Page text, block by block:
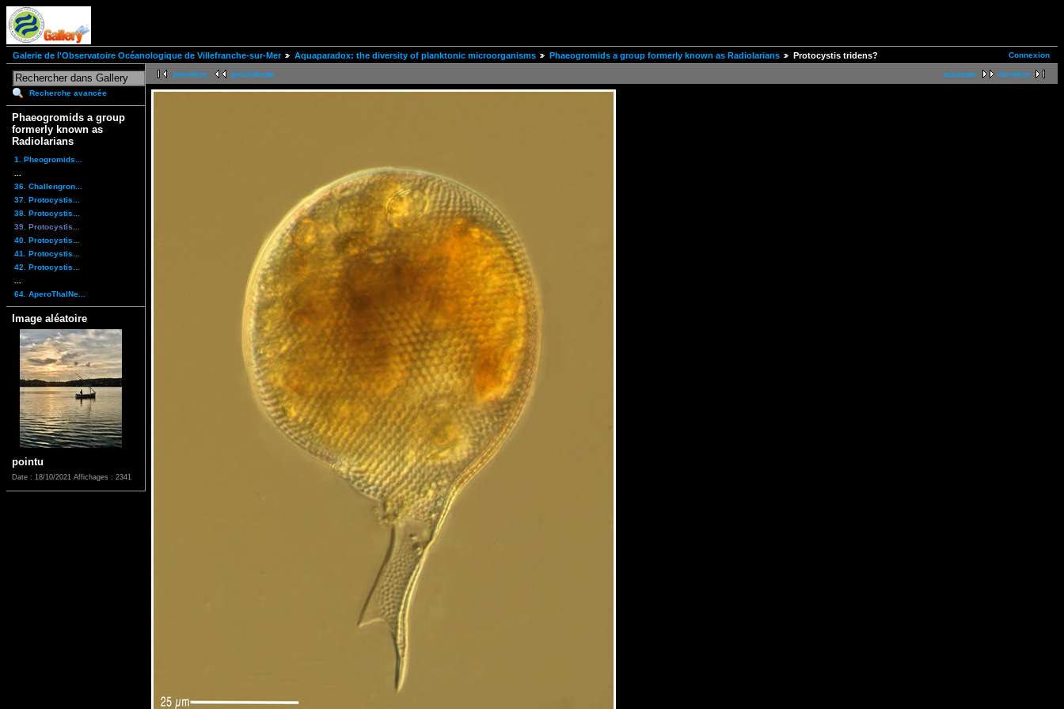
Connexion
Galerie de l'Observatoire Océanologique de Villefranche-sur-Mer Aquaparadox: the diversity of planktonic microorganisms Phaeogromids a group formerly known as Radiolarians Protocystis tridens?
Recherche avancée
Phaeogromids a group
formerly known as
Radiolarians
1. Pheogromids...
36. Challengron...
37. Protocystis...
38. Protocystis...
39. Protocystis...
40. Protocystis...
41. Protocystis...
42. Protocystis...
64. AperoThalNe...
Image aléatoire
pointu
Date : 18/10/2021 Affichages : 2341
suivante dernière
première précédente